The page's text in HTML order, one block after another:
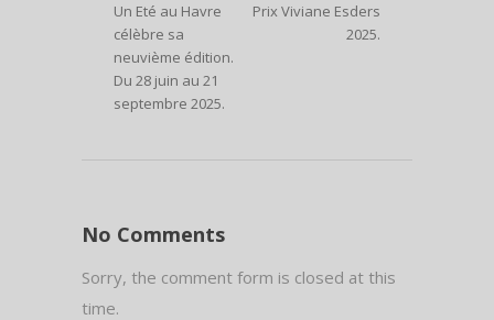
Un Eté au Havre
célèbre sa
neuvième édition.
Du 28 juin au 21
septembre 2025.
Prix Viviane Esders
2025.
No Comments
Sorry, the comment form is closed at this
time.